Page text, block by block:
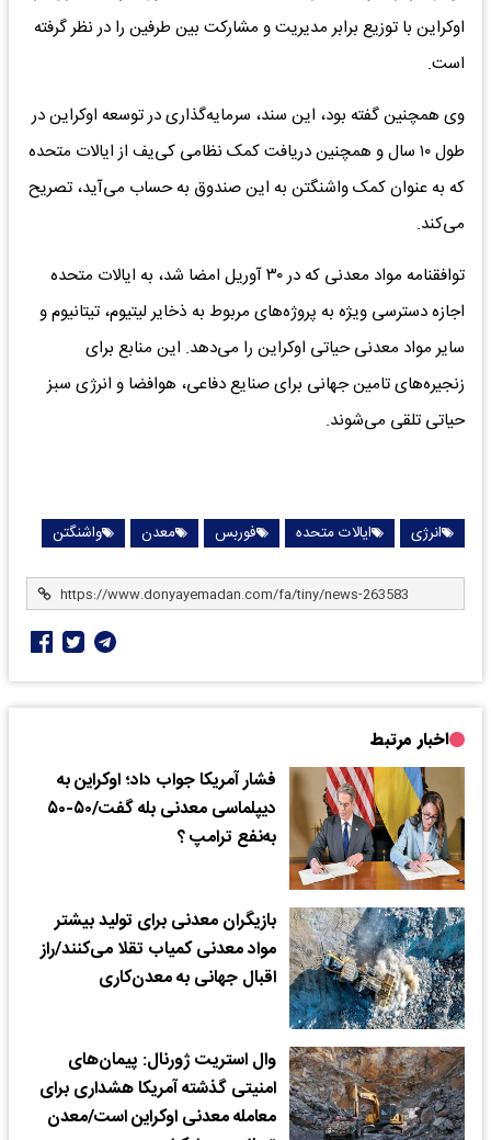
اوکراین با توزیع برابر مدیریت و مشارکت بین طرفین را در نظر گرفته
است.
وی همچنین گفته بود، این سند، سرمایه‌گذاری در توسعه اوکراین در
طول ۱۰ سال و همچنین دریافت کمک نظامی کی‌یف از ایالات متحده
که به عنوان کمک واشنگتن به این صندوق به حساب می‌آید، تصریح
می‌کند.
توافقنامه مواد معدنی که در ۳۰ آوریل امضا شد، به ایالات متحده
اجازه دسترسی ویژه به پروژه‌های مربوط به ذخایر لیتیوم، تیتانیوم و
سایر مواد معدنی حیاتی اوکراین را می‌دهد. این منابع برای
زنجیره‌های تامین جهانی برای صنایع دفاعی، هوافضا و انرژی سبز
حیاتی تلقی می‌شوند.
انرژی ایالات متحده فوربس معدن واشنگتن
اخبار مرتبط
فشار آمریکا جواب داد؛ اوکراین به
دیپلماسی معدنی بله گفت/۵۰-۵۰
به‌نفع ترامپ ؟
بازیگران معدنی برای تولید بیشتر
مواد معدنی کمیاب تقلا می‌کنند/راز
اقبال جهانی به معدن‌کاری
وال استریت ژورنال: پیمان‌های
امنیتی گذشته آمریکا هشداری برای
معامله معدنی اوکراین است/معدن